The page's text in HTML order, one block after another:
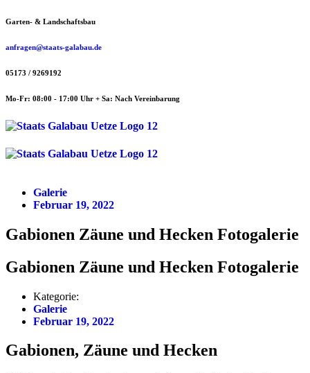
Zum
springen
Garten- & Landschaftsbau
anfragen@staats-galabau.de
05173 / 9269192
Mo-Fr: 08:00 - 17:00 Uhr + Sa: Nach Vereinbarung
Galerie
Februar 19, 2022
Gabionen Zäune und Hecken Fotogalerie
Gabionen Zäune und Hecken Fotogalerie
Kategorie:
Galerie
Februar 19, 2022
Gabionen, Zäune und Hecken